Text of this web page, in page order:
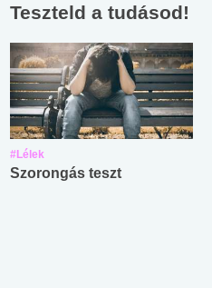
Teszteld a tudásod!
#Lélek
Szorongás teszt